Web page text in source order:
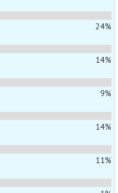
24%
14%
9%
14%
11%